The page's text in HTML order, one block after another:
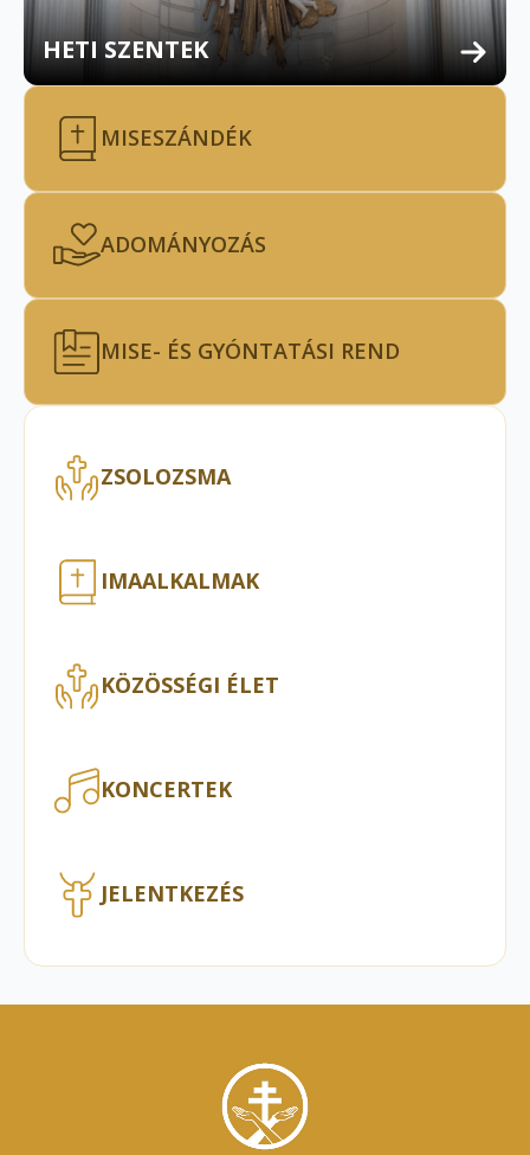
HETI SZENTEK
MISESZÁNDÉK
ADOMÁNYOZÁS
MISE- ÉS GYÓNTATÁSI REND
ZSOLOZSMA
IMAALKALMAK
KÖZÖSSÉGI ÉLET
KONCERTEK
JELENTKEZÉS